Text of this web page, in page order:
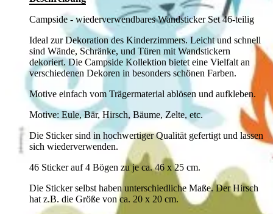
Campside - wiederverwendbares Wandsticker Set 46-teilig
Ideal zur Dekoration des Kinderzimmers. Leicht und schnell
sind Wände, Schränke, und Türen mit Wandstickern
dekoriert. Die Campside Kollektion bietet eine Vielfalt an
verschiedenen Dekoren in besonders schönen Farben.
Motive einfach vom Trägermaterial ablösen und aufkleben.
Motive: Eule, Bär, Hirsch, Bäume, Zelte, etc.
Die Sticker sind in hochwertiger Qualität gefertigt und lassen
sich wiederverwenden.
46 Sticker auf 4 Bögen zu je ca. 46 x 25 cm.
Die Sticker selbst haben unterschiedliche Maße. Der Hirsch
hat z.B. die Größe von ca. 20 x 20 cm.